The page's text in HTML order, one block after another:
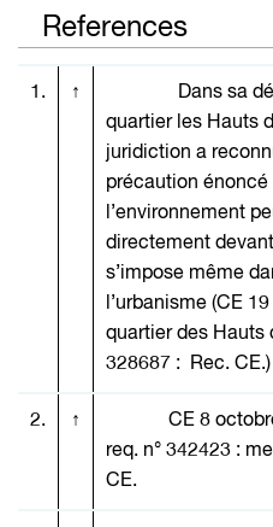
References
1. ↑ Dans sa
quartier les Hauts
juridiction a
précaution énoncé
l’environnement
directement
s’impose même
l’urbanisme (CE
quartier des Hauts
328687 : Rec. CE.)
2. ↑ CE 8 octobre
req. n° 342423 :
CE.